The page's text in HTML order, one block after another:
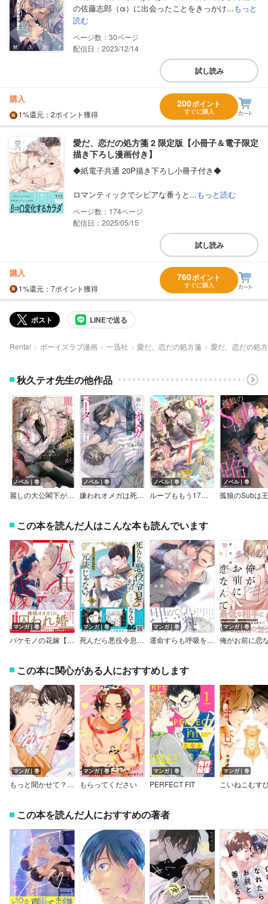
の佐藤志郎（α）に出会ったことをきっかけ...もっと
読む
30
配信日：2023/12/14
試し読み
購入
1%還元 ：2ポイント獲得
200ポイント
すぐに購入
愛だ、恋だの処方箋 2 限定版【小冊子＆電子限定
描き下ろし漫画付き】
◆紙電子共通 20P描き下ろし小冊子付き◆
ロマンティックでシビアな番うと...もっと読む
174
配信日：2025/05/15
試し読み
購入
1%還元 ：7ポイント獲得
760ポイント
すぐに購入
ポスト LINEで送る
Renta! ボーイズラブ漫画 一迅社 愛だ、恋だの処方箋 愛だ、恋だの処
秋久テオ先生の他作品
ノベル｜巻
麗しの大公閣下が手懐けたのは、一途すぎるハイスペ騎士でした
ノベル｜巻
嫌われオメガは死に戻った世界でベータに擬態する
ノベル｜巻
ループももう17回目なので恋心を捨てて狼を愛でてスローライフを送りたい
ノベル｜巻
この本を読んだ人はこんな本も読んでいます
マンガ｜巻
バケモノの花嫁【電子限定漫画付きRenta！特別版】
マンガ｜巻
死んだら悪役令息で幻のΩなんて冗談じゃない！【電子限定特典付】
マンガ｜巻
運命すらも呼吸をとめて【電子限定描き下ろし漫画付き】
マンガ｜巻
この本に関心がある人におすすめします
マンガ｜巻
もっと聞かせて？【電子限定描き下ろし漫画付き】
マンガ｜巻
もらってください
マンガ｜巻
PERFECT FIT
マンガ｜巻
こいねこむす
この本を読んだ人におすすめの著者